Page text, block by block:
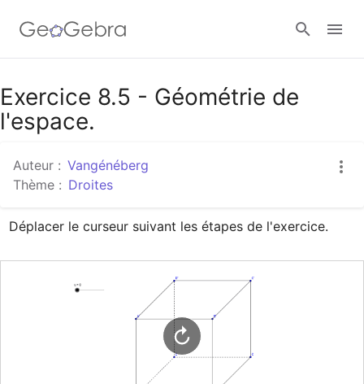
Google Classroom
Exercice 8.5 - Géométrie de
l'espace.
Auteur : Vangénéberg
Thème : Droites
Déplacer le curseur suivant les étapes de l'exercice.